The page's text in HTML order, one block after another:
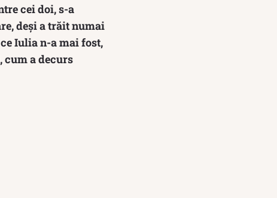
cei doi, s-a
deși a trăit numai
Iulia n-a mai fost,
cum a decurs